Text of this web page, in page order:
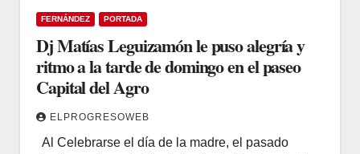
FERNÁNDEZ PORTADA
Dj Matías Leguizamón le puso alegría y
ritmo a la tarde de domingo en el paseo
Capital del Agro
ELPROGRESOWEB
Al Celebrarse el día de la madre, el pasado